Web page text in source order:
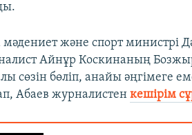
және спорт министрі
Айнұр Коскинаның
сөзін бөліп, анайы әңгімеге
Абаев журналистенкешірім